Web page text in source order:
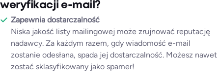
weryfikacji e-mail?
Zapewnia dostarczalność
Niska jakość listy mailingowej może zrujnować reputację
nadawcy. Za każdym razem, gdy wiadomość e-mail
zostanie odesłana, spada jej dostarczalność. Możesz nawet
zostać sklasyfikowany jako spamer!